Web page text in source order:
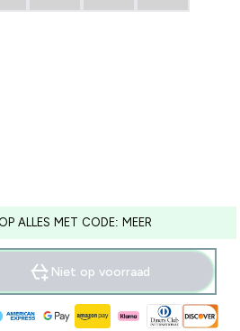
ALLES MET CODE: MEER
price
Niet op voorraad